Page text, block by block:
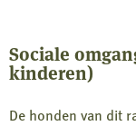
Sociale
kinderen)
De honden van dit